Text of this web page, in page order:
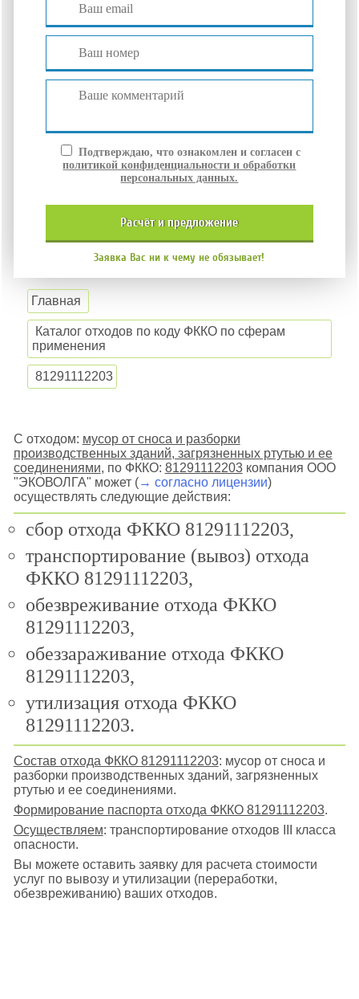
Подтверждаю, что ознакомлен и согласен с
политикой конфиденциальности и обработки
персональных данных.
расчёт и предложение
Заявка Вас ни к чему не обязывает!
Главная
Каталог отходов по коду ФККО по сферам
применения
81291112203
С отходом: мусор от сноса и разборки
производственных зданий, загрязненных ртутью и ее
соединениями, по ФККО: 81291112203компания ООО
"ЭКОВОЛГА" может (→ согласно лицензии)
осуществлять следующие действия:
сбор отхода ФККО 81291112203,
транспортирование (вывоз) отхода
ФККО 81291112203,
обезвреживание отхода ФККО
81291112203,
обеззараживание отхода ФККО
81291112203,
утилизация отхода ФККО
81291112203.
Состав отхода ФККО 81291112203: мусор от сноса и
разборки производственных зданий, загрязненных
ртутью и ее соединениями.
Формирование паспорта отхода ФККО 81291112203.
Осуществляем: транспортирование отходов III класса
опасности.
Вы можете оставить заявку для расчета стоимости
услуг по вывозу и утилизации (переработки,
обезвреживанию) ваших отходов.